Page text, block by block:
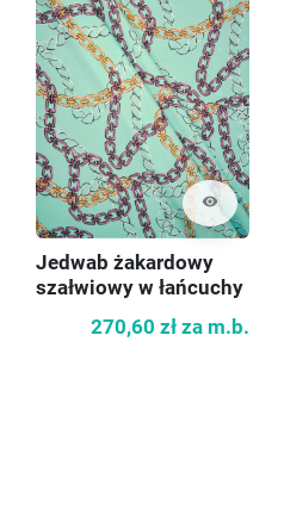
visibility
Jedwab żakardowy
szałwiowy w łańcuchy
270,60 zł za m.b.